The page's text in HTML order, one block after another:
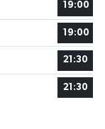
19:00
19:00
21:30
21:30